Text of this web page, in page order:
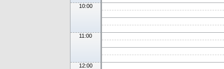
10:00
11:00
12:00